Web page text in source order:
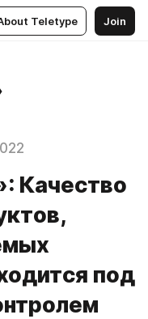
Teletype Join
Качество
под